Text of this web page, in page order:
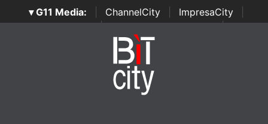
▾ G11 Media: ChannelCity ImpresaCity
SecurityOpenLab | Italian Channel Awards | Italian
Italian Security Awards